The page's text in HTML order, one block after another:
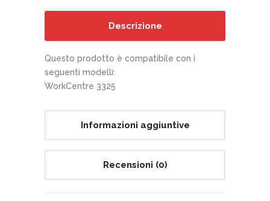
Descrizione
Questo prodotto è compatibile con i
seguenti modelli:
WorkCentre 3325
Informazioni aggiuntive
Recensioni (0)